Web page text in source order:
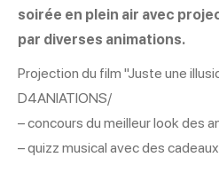
soirée en plein air avec
par diverses animations.
Projection du film "Juste une
D4ANIATIONS/
– concours du meilleur look des
– quizz musical avec des